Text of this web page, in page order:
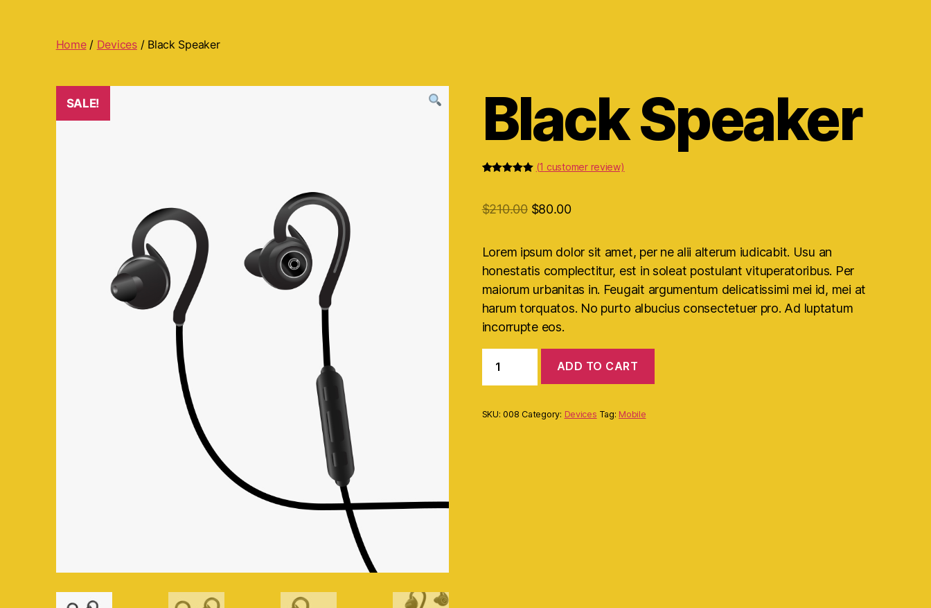
Home/ Devices/ Black Speaker
SALE! Black Speaker
customer
(1 customer review)
$210.00 $80.00
Lorem ipsum dolor sit amet, per ne alii alterum iudicabit. Usu an
honestatis complectitur, est in soleat postulant vituperatoribus. Per
maiorum urbanitas in. Feugait argumentum delicatissimi mei id, mei at
harum torquatos. No purto albucius consectetuer pro. Ad luptatum
incorrupte eos.
ADD TO CART
SKU:008 Category: Devices Tag: Mobile